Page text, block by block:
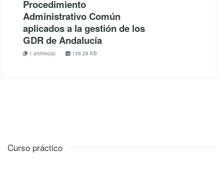
Procedimiento
Administrativo Común
aplicados a la gestión de los
GDR de Andalucía
1 archivo(s) 139.28 KB
Curso práctico